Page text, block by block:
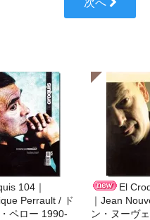
次へ
104｜
Perrault / ド
ペロー 1990-
El
｜Jean
ン・ヌーヴ